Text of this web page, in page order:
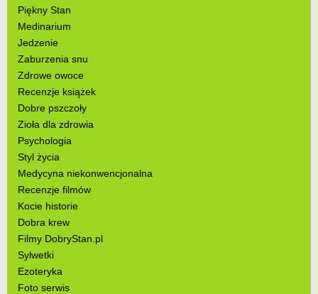
Piękny Stan
Medinarium
Jedzenie
Zaburzenia snu
Zdrowe owoce
Recenzje książek
Dobre pszczoły
Zioła dla zdrowia
Psychologia
Styl życia
Medycyna niekonwencjonalna
Recenzje filmów
Kocie historie
Dobra krew
Filmy DobryStan.pl
Sylwetki
Ezoteryka
Foto serwis